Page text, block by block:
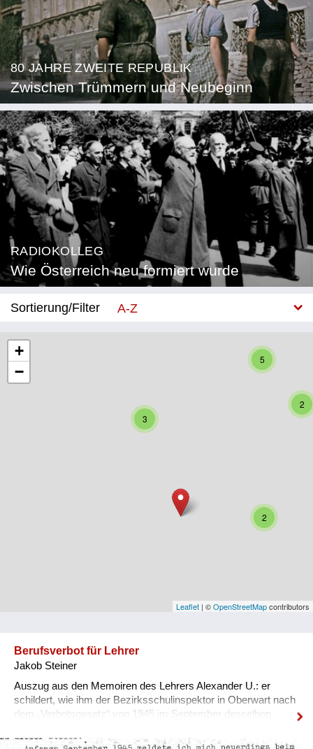
80 JAHRE ZWEITE REPUBLIK
Zwischen Trümmern und Neubeginn
RADIOKOLLEG
Wie Österreich neu formiert wurde
Sortierung/Filter
A-Z
Kärnten
Oberösterreich
Vorarlberg
Besatzungsmächte
2
5
2
3
+
−
Leaflet | ©OpenStreetMapcontributors
Berufsverbot für Lehrer
Jakob Steiner
Auszug aus den Memoiren des Lehrers Alexander U.: er
schildert, wie ihm der Bezirksschulinspektor in Oberwart nach
dem „Verbotsgesetz“ von 1945 im September desselben